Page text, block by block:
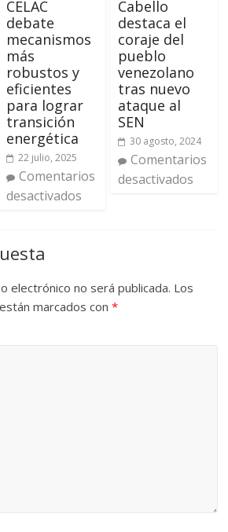
CELAC
debate
mecanismos
más
robustos y
eficientes
para lograr
transición
energética
22 julio, 2025
Comentarios
desactivados
Cabello
destaca el
coraje del
pueblo
venezolano
tras nuevo
ataque al
SEN
30 agosto, 2024
Comentarios
desactivados
electrónico no será publicada. Los
marcados con*